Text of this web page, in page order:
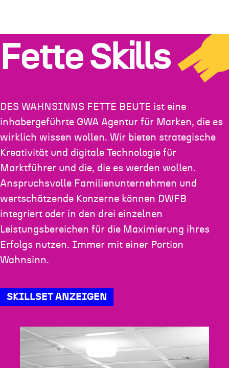
Fette Skills
DES WAHNSINNS FETTE BEUTE ist eine
inhabergeführte GWA Agentur für Marken, die es
wirklich wissen wollen. Wir bieten strategische
Kreativität und digitale Technologie für
Marktführer und die, die es werden wollen.
Anspruchsvolle Familienunternehmen und
wertschätzende Konzerne können DWFB
integriert oder in den drei einzelnen
Leistungsbereichen für die Maximierung ihres
Erfolgs nutzen. Immer mit einer Portion
Wahnsinn.
SKILLSET ANZEIGEN